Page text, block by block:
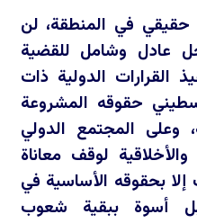
حقيقي في المنطقة، لن
عادل وشامل للقضية
القرارات الدولية ذات
حقوقه المشروعة
وعلى المجتمع الدولي
لوقف معاناة
بحقوقه الأساسية في
أسوة ببقية شعوب